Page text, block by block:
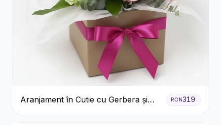
Aranjament în Cutie cu Gerbera și
Trandafiri Roz
RON319